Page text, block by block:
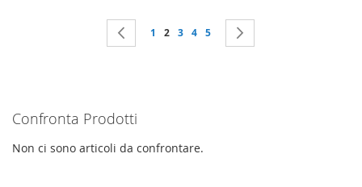
Pagina Pagina
Precedente
Pagina
1 Attualmente stai leggendo la pagina
2 Pagina
3 Pagina
4 Pagina
5
Confronta Prodotti
Non ci sono articoli da confrontare.